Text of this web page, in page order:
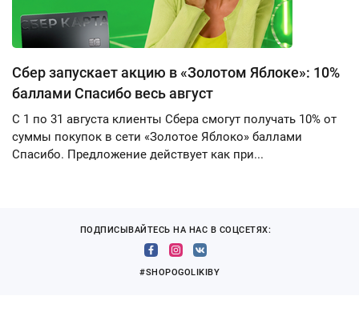
Сбер запускает акцию в «Золотом Яблоке»: 10%
баллами Спасибо весь август
С 1 по 31 августа клиенты Сбера смогут получать 10% от
суммы покупок в сети «Золотое Яблоко» баллами
Спасибо. Предложение действует как при...
ПОДПИСЫВАЙТЕСЬ НА НАС В СОЦСЕТЯХ:
#SHOPOGOLIKIBY